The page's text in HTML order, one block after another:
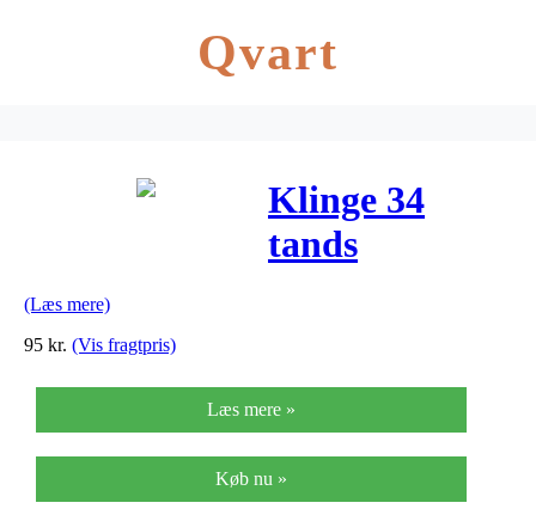
Qvart
Klinge 34
tands
(Læs mere)
95 kr. (Vis fragtpris)
Læs mere »
Køb nu »